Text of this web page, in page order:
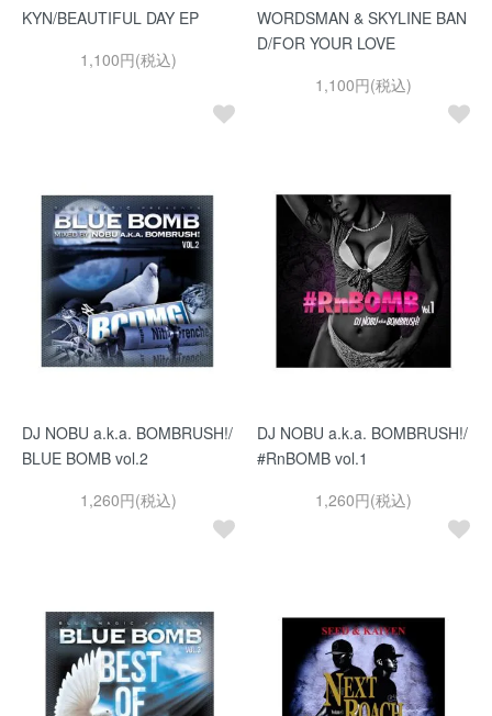
KYN/BEAUTIFUL DAY EP
1,100円(税込)
WORDSMAN & SKYLINE BAN
D/FOR YOUR LOVE
1,100円(税込)
DJ NOBU a.k.a. BOMBRUSH!/
BLUE BOMB vol.2
1,260円(税込)
DJ NOBU a.k.a. BOMBRUSH!/
#RnBOMB vol.1
1,260円(税込)